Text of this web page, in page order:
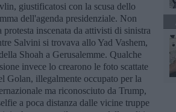
giustificatosi con la scusa dello
dell'agenda presidenziale. Non
protesta inscenata da attivisti di sinistra
Salvini si trovava allo Yad Vashem,
Shoah a Gerusalemme. Qualche
invece lo crearono le foto scattate
Golan, illegalmente occupato per la
ma riconosciuto da Trump,
a poca distanza dalle vicine truppe